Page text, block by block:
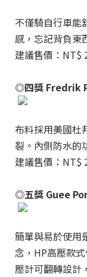
不僅騎自行車能
感，忘記背負東
建議售價：NT$
◎四獎 Fredrik
布料採用美國杜
裂。內側防水的
建議售價：NT$
◎五獎 Guee
簡單與易於使用
念，HP高壓款
壓計可翻轉設計